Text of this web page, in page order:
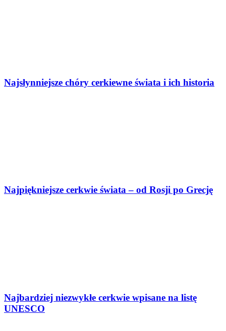
Najsłynniejsze chóry cerkiewne świata i ich historia
Najpiękniejsze cerkwie świata – od Rosji po Grecję
Najbardziej niezwykłe cerkwie wpisane na listę
UNESCO